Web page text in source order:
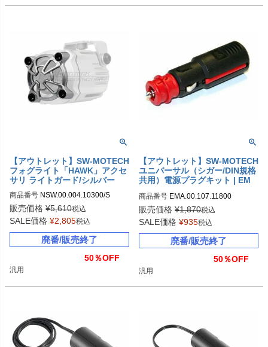
【アウトレット】SW-MOTECH
フォグライト「HAWK」アクセ
サリ ライトガード/シルバー
商品番号 NSW.00.004.10300/S
sw_NSW_00_004_10300S
販売価格 ¥5,610税込
SALE価格 ¥2,805税込
廃番/販売終了
50％OFF
汎用
【アウトレット】SW-MOTECH
ユニバーサル（シガー/DIN規格
共用）電源プラグキット | EM
商品番号 EMA.00.107.11800
sw_EMA_00_107_11800
販売価格 ¥1,870税込
SALE価格 ¥935税込
廃番/販売終了
50％OFF
汎用